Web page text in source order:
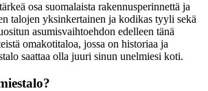
osa suomalaista rakennusperinnettä ja
talojen yksinkertainen ja kodikas tyyli sekä
asumisvaihtoehdon edelleen tänä
omakotitaloa, jossa on historiaa ja
saattaa olla juuri sinun unelmiesi koti.